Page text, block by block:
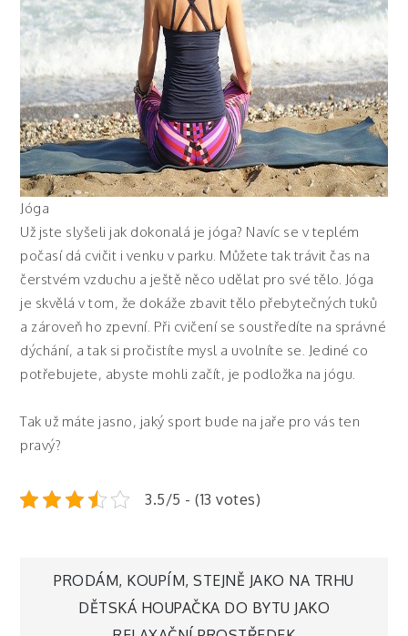
Jóga
Už jste slyšeli jak dokonalá je jóga? Navíc se v teplém
počasí dá cvičit i venku v parku. Můžete tak trávit čas na
čerstvém vzduchu a ještě něco udělat pro své tělo. Jóga
je skvělá v tom, že dokáže zbavit tělo přebytečných tuků
a zároveň ho zpevní. Při cvičení se soustředíte na správné
dýchání, a tak si pročistíte mysl a uvolníte se. Jediné co
potřebujete, abyste mohli začít, je podložka na jógu.
Tak už máte jasno, jaký sport bude na jaře pro vás ten
pravý?
3.5/5 - (13 votes)
Navigace
PRODÁM, KOUPÍM, STEJNĚ JAKO NA TRHU
DĚTSKÁ HOUPAČKA DO BYTU JAKO